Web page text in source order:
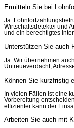
Ermitteln Sie bei
Ja.
Wirtschaftsdetektei und
und ein berechtigtes
Unterstützen Sie auch
Ja. Wir übernehmen
Untreueverdacht,
Können Sie kurzfristig
In vielen Fällen ist eine
Vorbereitung
effizienter kann der
Arbeiten Sie auch mit